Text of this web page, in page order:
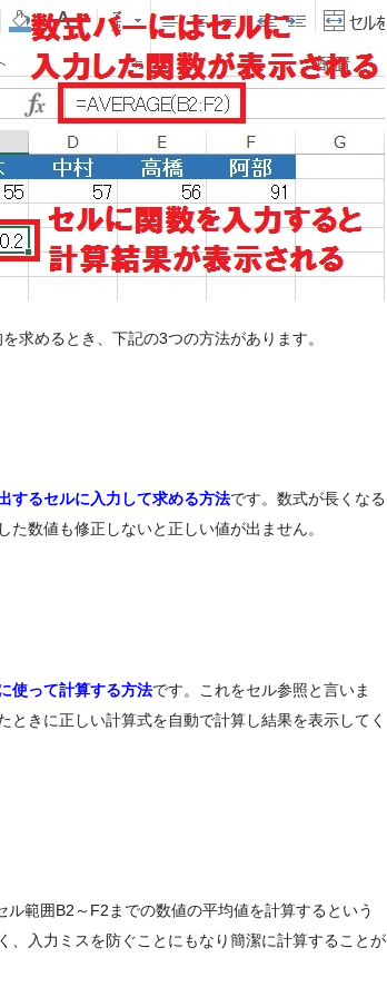
求めるとき、下記の3つの方法があります。
するセルに入力して求める方法です。数式が長くなる
数値も修正しないと正しい値が出ません。
使って計算する方法です。これをセル参照と言いま
きに正しい計算式を自動で計算し結果を表示してく
ル範囲B2～F2までの数値の平均値を計算するという
、入力ミスを防ぐことにもなり簡潔に計算することが